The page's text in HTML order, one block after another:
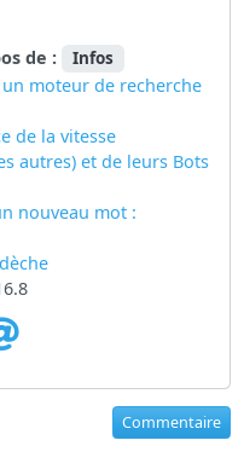
de :
Infos
moteur de recherche
de la vitesse
autres) et de leurs Bots
nouveau mot :
Commentaire